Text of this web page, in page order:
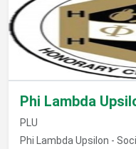
Phi Lambda
PLU
Phi Lambda Upsilon -